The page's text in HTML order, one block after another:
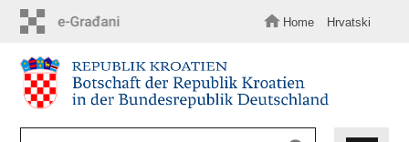
Hauptinhalt
Home Hrvatski